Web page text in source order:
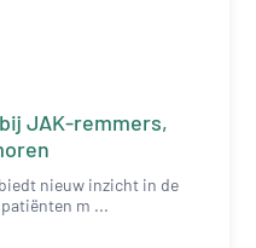
JAK-remmers,
nieuw inzicht in de
m ...